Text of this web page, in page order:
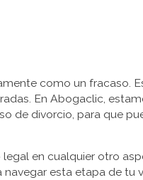
como un fracaso.
En Abogaclic,
de divorcio, para que
en cualquier otro
esta etapa de tu